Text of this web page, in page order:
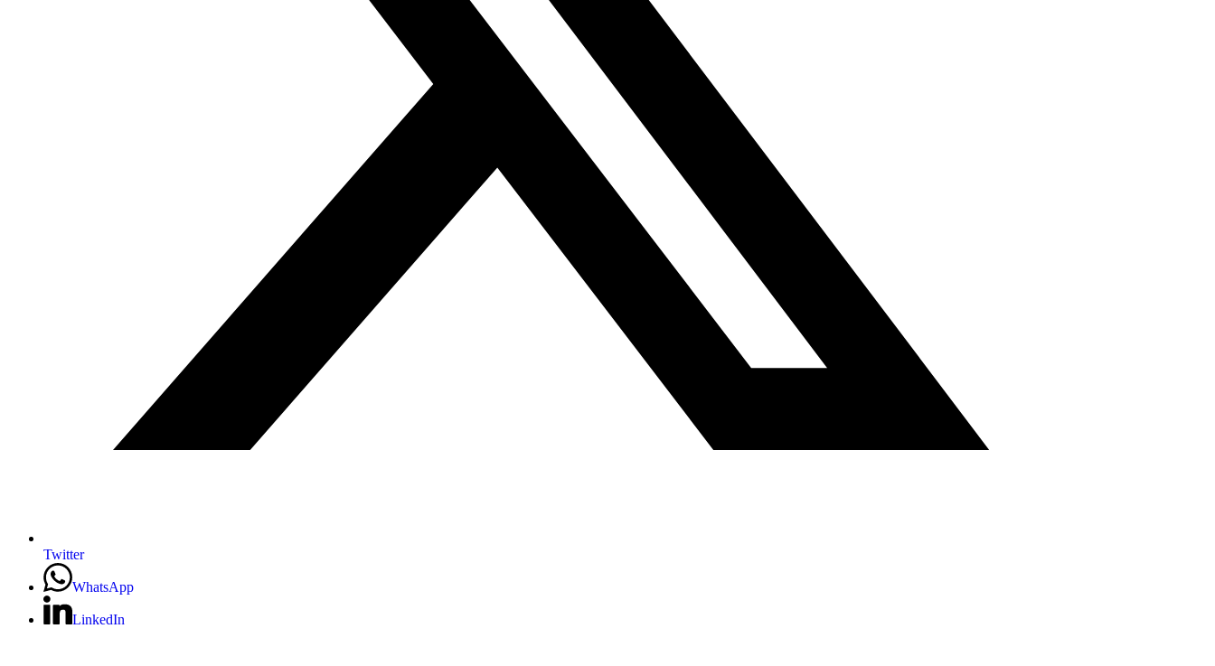
Twitter
WhatsApp
LinkedIn